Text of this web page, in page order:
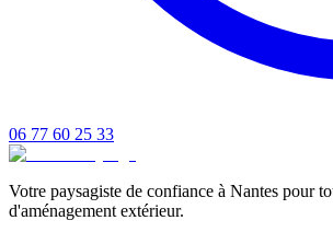
06 77 60 25 33
Votre paysagiste de confiance à Nantes pour
d'aménagement extérieur.